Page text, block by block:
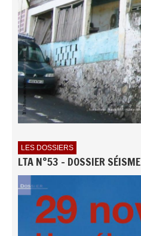
LES DOSSIERS
LTA N°53 - DOSSIER SÉISME